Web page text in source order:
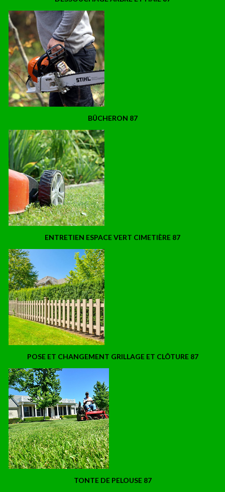
BÛCHERON 87
ENTRETIEN ESPACE VERT CIMETIÈRE 87
POSE ET CHANGEMENT GRILLAGE ET CLÔTURE 87
TONTE DE PELOUSE 87